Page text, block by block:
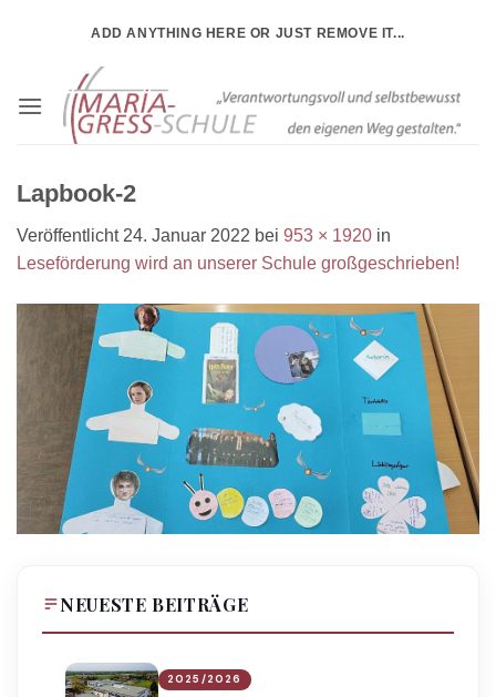
ADD ANYTHING HERE OR JUST REMOVE IT...
Lapbook-2
Veröffentlicht 24. Januar 2022 bei 953 × 1920 in
Leseförderung wird an unserer Schule großgeschrieben!
NEUESTE BEITRÄGE
2025/2026